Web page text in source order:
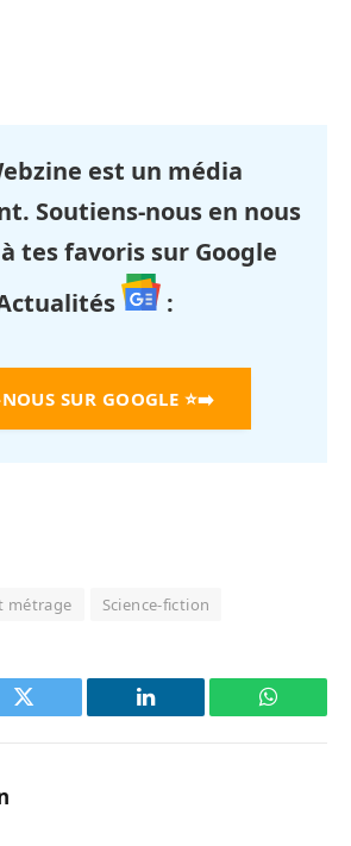
est un média
Soutiens-nous en nous
tes favoris sur Google
:
SUR GOOGLE ⭐➡️
métrage Science-fiction
Twitter LinkedIn